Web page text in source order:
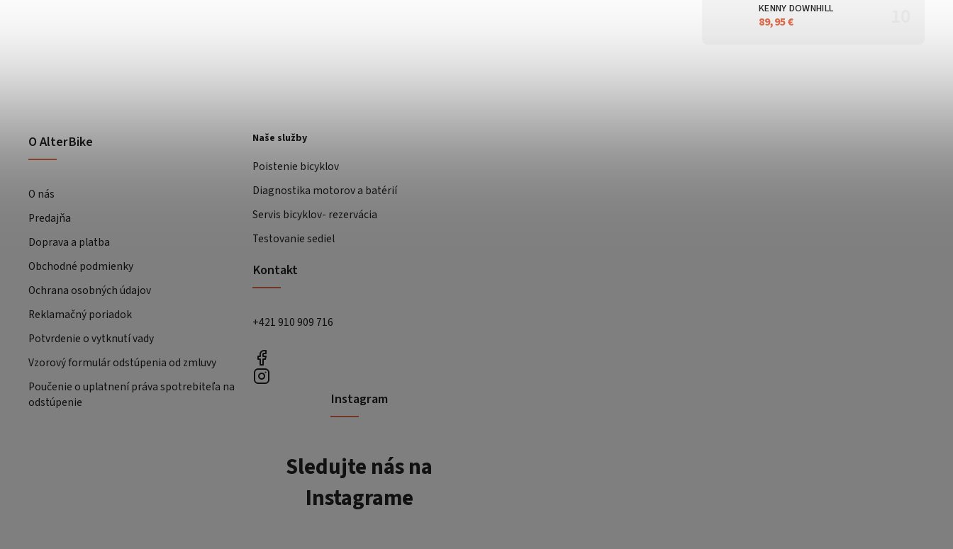
KENNY DOWNHILL
89,95 €
O AlterBike
O nás
Predajňa
Doprava a platba
Obchodné podmienky
Ochrana osobných údajov
Reklamačný poriadok
Potvrdenie o vytknutí vady
Vzorový formulár odstúpenia od zmluvy
Poučenie o uplatnení práva spotrebiteľa na
odstúpenie
Naše služby
Poistenie bicyklov
Diagnostika motorov a batérií
Servis bicyklov- rezervácia
Testovanie sediel
Kontakt
+421 910 909 716
Instagram
Sledujte nás na
Instagrame